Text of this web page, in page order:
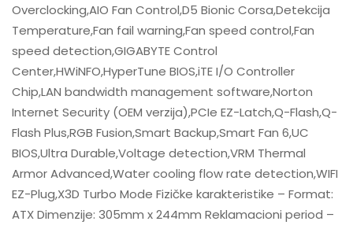
Overclocking,AIO Fan Control,D5 Bionic Corsa,Detekcija
Temperature,Fan fail warning,Fan speed control,Fan
speed detection,GIGABYTE Control
Center,HWiNFO,HyperTune BIOS,iTE I/O Controller
Chip,LAN bandwidth management software,Norton
Internet Security (OEM verzija),PCIe EZ-Latch,Q-Flash,Q-
Flash Plus,RGB Fusion,Smart Backup,Smart Fan 6,UC
BIOS,Ultra Durable,Voltage detection,VRM Thermal
Armor Advanced,Water cooling flow rate detection,WIFI
EZ-Plug,X3D Turbo Mode Fizičke karakteristike – Format:
ATX Dimenzije: 305mm x 244mm Reklamacioni period –